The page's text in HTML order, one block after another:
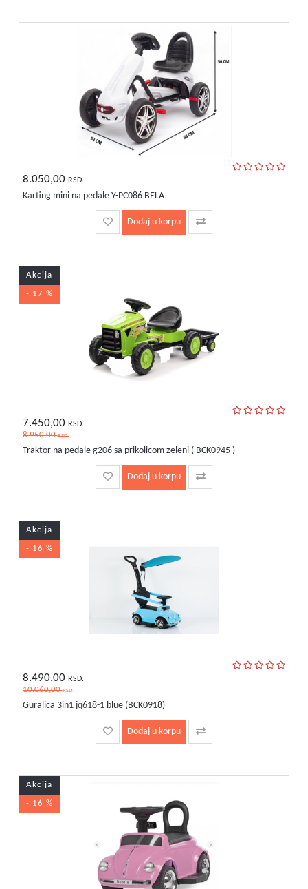
8.050,00 RSD.
Karting mini na pedale Y-PC086 BELA
Dodaj u korpu
Akcija
- 17 %
7.450,00 RSD.
8.950,00RSD.
Traktor na pedale g206 sa prikolicom zeleni ( BCK0945 )
Dodaj u korpu
Akcija
- 16 %
8.490,00 RSD.
10.060,00RSD.
Guralica 3in1 jq618-1 blue (BCK0918)
Dodaj u korpu
Akcija
- 16 %